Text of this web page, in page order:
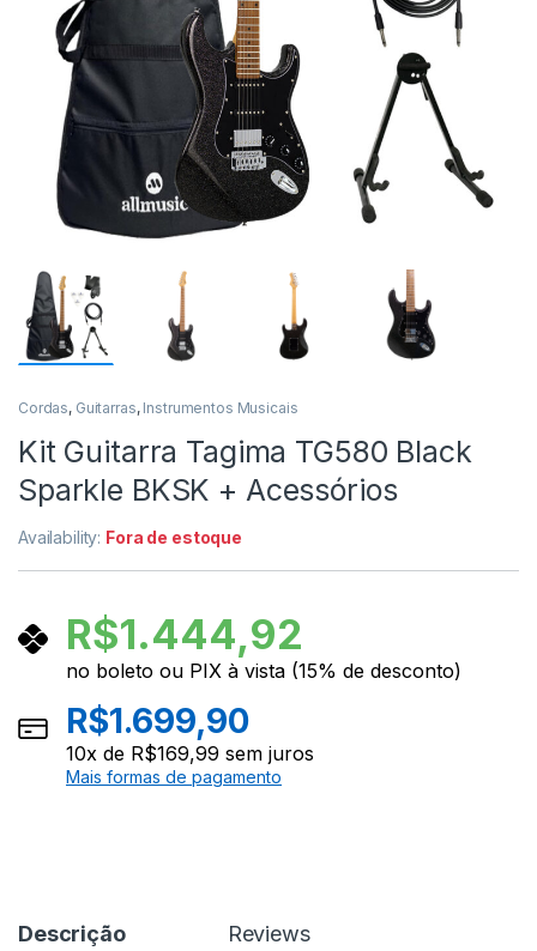
Cordas, Guitarras, Instrumentos Musicais
Kit Guitarra Tagima TG580 Black
Sparkle BKSK + Acessórios
Availability: Fora de estoque
R$1.444,92
no boleto ou PIX à vista (15% de desconto)
R$1.699,90
10x de R$169,99 sem juros
Mais formas de pagamento
Descrição Reviews